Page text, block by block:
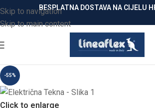
Skip to navigation
Skip to main content
BESPLATNA DOSTAVA NA CIJELU
-55%
Click to enlarge